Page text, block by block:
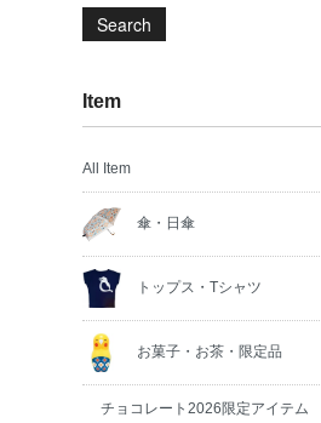
Search
Item
All Item
傘・日傘
トップス・Tシャツ
お菓子・お茶・限定品
チョコレート2026限定アイテム